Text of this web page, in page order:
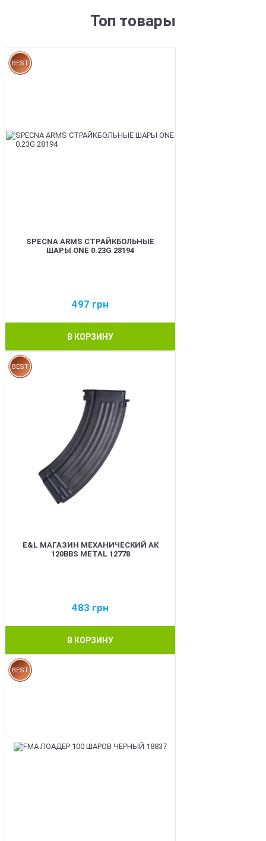
Топ товары
BEST
SPECNA ARMS СТРАЙКБОЛЬНЫЕ
ШАРЫ ONE 0.23G 28194
497 грн
В КОРЗИНУ
BEST
E&L МАГАЗИН МЕХАНИЧЕСКИЙ АК
120BBS METAL 12778
483 грн
В КОРЗИНУ
BEST